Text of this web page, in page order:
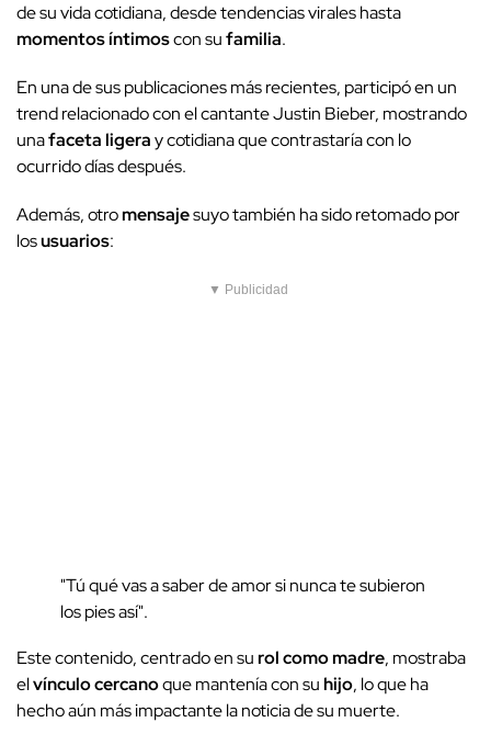
de su vida cotidiana, desde tendencias virales hasta
momentos íntimoscon sufamilia.
En una de sus publicaciones más recientes, participó en un
trend relacionado con el cantante Justin Bieber, mostrando
unafaceta ligeray cotidiana que contrastaría con lo
ocurrido días después.
Además, otromensajesuyo también ha sido retomado por
losusuarios:
▼ Publicidad
"Tú qué vas a saber de amor si nunca te subieron
los pies así".
Este contenido, centrado en surol como madre, mostraba
elvínculo cercanoque mantenía con suhijo, lo que ha
hecho aún más impactante la noticia de su muerte.